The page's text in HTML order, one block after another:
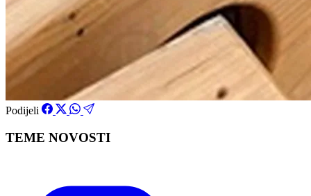
Podijeli
TEME NOVOSTI